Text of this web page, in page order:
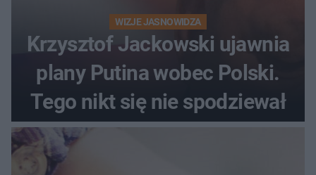
WIZJE JASNOWIDZA
Krzysztof Jackowski ujawnia
plany Putina wobec Polski.
Tego nikt się nie spodziewał